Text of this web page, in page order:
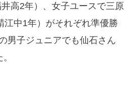
高2年）、女子ユースで三原
江中1年）がそれぞれ準優勝
男子ジュニアでも仙石さん